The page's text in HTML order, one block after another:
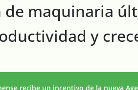
maquinaria
y
recibe un incentivo de la nueva